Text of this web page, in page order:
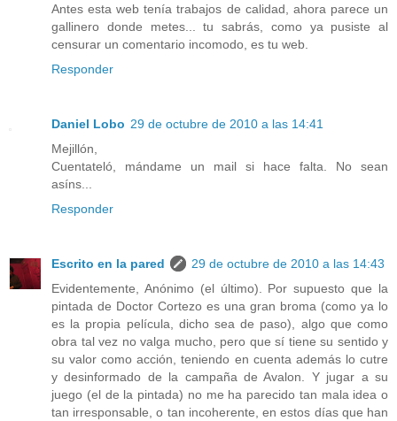
Antes esta web tenía trabajos de calidad, ahora parece un
gallinero donde metes... tu sabrás, como ya pusiste al
censurar un comentario incomodo, es tu web.
Responder
Daniel Lobo 29 de octubre de 2010 a las 14:41
Mejillón,
Cuentateló, mándame un mail si hace falta. No sean
asíns...
Responder
Escrito en la pared
29 de octubre de 2010 a las 14:43
Evidentemente, Anónimo (el último). Por supuesto que la
pintada de Doctor Cortezo es una gran broma (como ya lo
es la propia película, dicho sea de paso), algo que como
obra tal vez no valga mucho, pero que sí tiene su sentido y
su valor como acción, teniendo en cuenta además lo cutre
y desinformado de la campaña de Avalon. Y jugar a su
juego (el de la pintada) no me ha parecido tan mala idea o
tan irresponsable, o tan incoherente, en estos días que han